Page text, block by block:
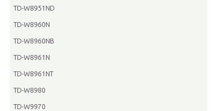
TD-W8951ND
TD-W8960N
TD-W8960NB
TD-W8961N
TD-W8961NT
TD-W8980
TD-W9970